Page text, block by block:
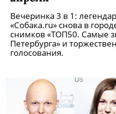
Вечеринка 3 в 1:
«Собака.ru» снова в
снимков «ТОП50. Самые
Петербурга» и
голосования.